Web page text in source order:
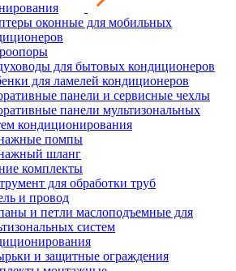
оконные для мобильных
для бытовых кондиционеров
для ламелей кондиционеров
панели и сервисные чехлы
панели мультизональных
кондиционирования
помпы
шланг
комплекты
для обработки труб
и провод
и петли маслоподъемные для
систем
и защитные ограждения